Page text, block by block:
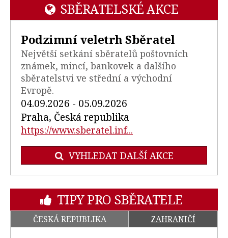
SBĚRATELSKÉ AKCE
Podzimní veletrh Sběratel
Největší setkání sběratelů poštovních
známek, mincí, bankovek a dalšího
sběratelstvi ve střední a východní
Evropě.
04.09.2026 - 05.09.2026
Praha, Česká republika
https://www.sberatel.inf...
VYHLEDAT DALŠÍ AKCE
TIPY PRO SBĚRATELE
ČESKÁ REPUBLIKA ZAHRANIČÍ